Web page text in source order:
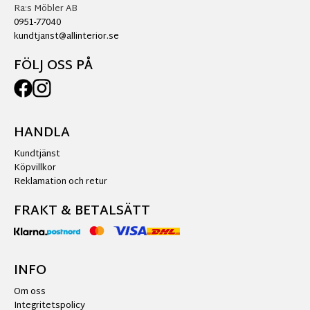
Ra:s Möbler AB
0951-77040
kundtjanst@allinterior.se
FÖLJ OSS PÅ
HANDLA
Kundtjänst
Köpvillkor
Reklamation och retur
FRAKT & BETALSÄTT
INFO
Om oss
Integritetspolicy